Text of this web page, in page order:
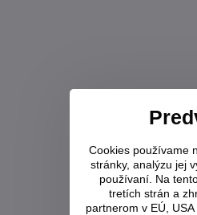
Cookies používame
stránky, analýzu jej
používaní. Na
tretích strán a
partnerom v EÚ,